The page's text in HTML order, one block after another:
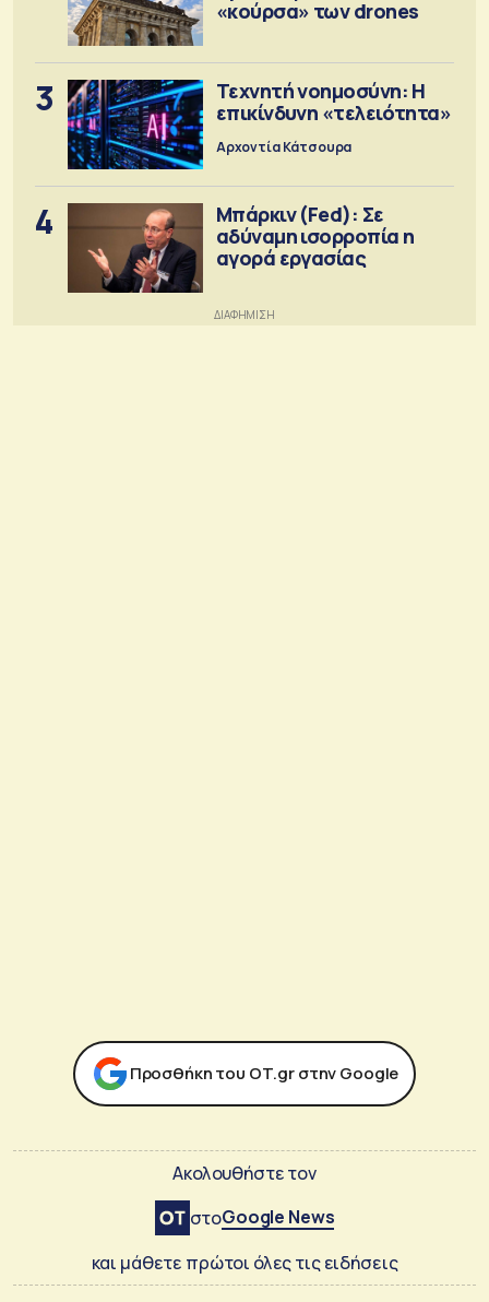
«κούρσα» των drones
3
Τεχνητή νοημοσύνη: Η
επικίνδυνη «τελειότητα»
Αρχοντία Κάτσουρα
4
Μπάρκιν (Fed): Σε
αδύναμη ισορροπία η
αγορά εργασίας
Προσθήκη του ΟΤ.gr στην Google
Ακολουθήστε τον
στοGoogle News
και μάθετε πρώτοι όλες τις ειδήσεις